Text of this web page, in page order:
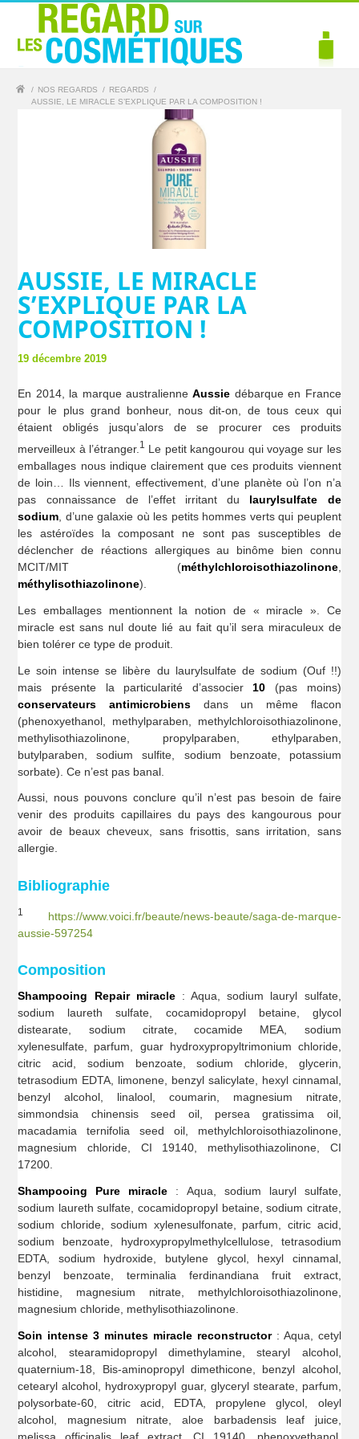
/ NOS REGARDS / REGARDS
/
AUSSIE, LE MIRACLE S’EXPLIQUE PAR LA COMPOSITION !
AUSSIE, LE MIRACLE
S’EXPLIQUE PAR LA
COMPOSITION !
19 décembre 2019
En 2014, la marque australienneAussie débarque en France
pour le plus grand bonheur, nous dit-on, de tous ceux qui
étaient obligés jusqu’alors de se procurer ces produits
merveilleux à l’étranger. 1
Le petit kangourou qui voyage sur les
emballages nous indique clairement que ces produits viennent
de loin… Ils viennent, effectivement, d’une planète où l’on n’a
pas connaissance de l’effet irritant du laurylsulfate de
sodium , d’une galaxie où les petits hommes verts qui peuplent
les astéroïdes la composant ne sont pas susceptibles de
déclencher de réactions allergiques au binôme bien connu
MCIT/MIT (méthylchloroisothiazolinone,
méthylisothiazolinone).
Les emballages mentionnent la notion de « miracle ». Ce
miracle est sans nul doute lié au fait qu’il sera miraculeux de
bien tolérer ce type de produit.
Le soin intense se libère du laurylsulfate de sodium (Ouf !!)
mais présente la particularité d’associer 10 (pas moins)
conservateurs antimicrobiens dans un même flacon
(phenoxyethanol, methylparaben, methylchloroisothiazolinone,
methylisothiazolinone, propylparaben, ethylparaben,
butylparaben, sodium sulfite, sodium benzoate, potassium
sorbate). Ce n’est pas banal.
Aussi, nous pouvons conclure qu’il n’est pas besoin de faire
venir des produits capillaires du pays des kangourous pour
avoir de beaux cheveux, sans frisottis, sans irritation, sans
allergie.
Bibliographie
1
https://www.voici.fr/beaute/news-beaute/saga-de-marque-
aussie-597254
Composition
Shampooing Repair miracle: Aqua, sodium lauryl sulfate,
sodium laureth sulfate, cocamidopropyl betaine, glycol
distearate, sodium citrate, cocamide MEA, sodium
xylenesulfate, parfum, guar hydroxypropyltrimonium chloride,
citric acid, sodium benzoate, sodium chloride, glycerin,
tetrasodium EDTA, limonene, benzyl salicylate, hexyl cinnamal,
benzyl alcohol, linalool, coumarin, magnesium nitrate,
simmondsia chinensis seed oil, persea gratissima oil,
macadamia ternifolia seed oil, methylchloroisothiazolinone,
magnesium chloride, CI 19140, methylisothiazolinone, CI
17200.
Shampooing Pure miracle : Aqua, sodium lauryl sulfate,
sodium laureth sulfate, cocamidopropyl betaine, sodium citrate,
sodium chloride, sodium xylenesulfonate, parfum, citric acid,
sodium benzoate, hydroxypropylmethylcellulose, tetrasodium
EDTA, sodium hydroxide, butylene glycol, hexyl cinnamal,
benzyl benzoate, terminalia ferdinandiana fruit extract,
histidine, magnesium nitrate, methylchloroisothiazolinone,
magnesium chloride, methylisothiazolinone.
Soin intense 3 minutes miracle reconstructor: Aqua, cetyl
alcohol, stearamidopropyl dimethylamine, stearyl alcohol,
quaternium-18, Bis-aminopropyl dimethicone, benzyl alcohol,
cetearyl alcohol, hydroxypropyl guar, glyceryl stearate, parfum,
polysorbate-60, citric acid, EDTA, propylene glycol, oleyl
alcohol, magnesium nitrate, aloe barbadensis leaf juice,
melissa officinalis leaf extract, CI 19140, phenoxyethanol,